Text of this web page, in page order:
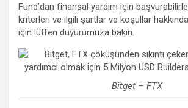
Fund’dan finansal yardım için
kriterleri ve ilgili şartlar ve koşullar
için lütfen duyurumuza bakın.
Bitget – FTX